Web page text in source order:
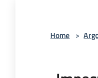
Home >